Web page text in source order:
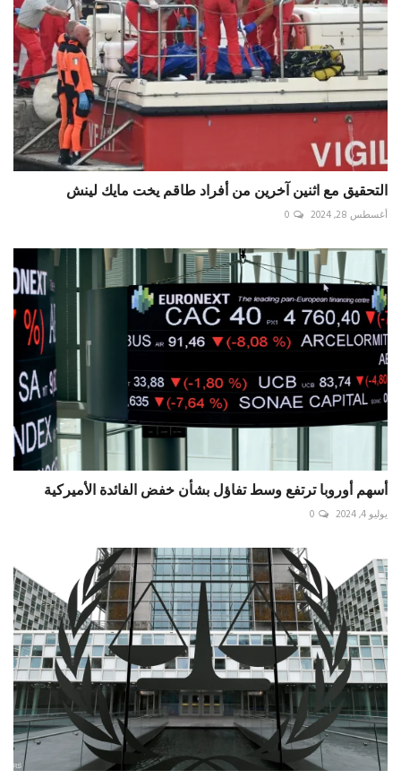
التحقيق مع اثنين آخرين من أفراد طاقم يخت مايك لينش
أغسطس 28, 2024 0
أسهم أوروبا ترتفع وسط تفاؤل بشأن خفض الفائدة الأميركية
يوليو 4, 2024 0